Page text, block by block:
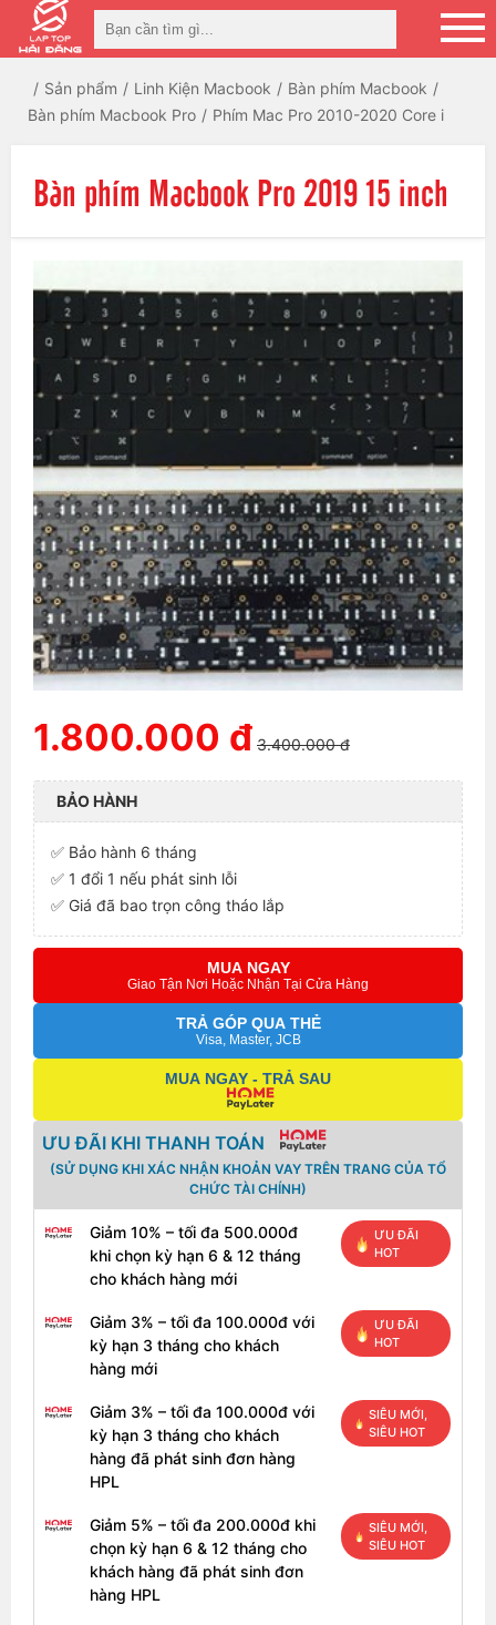
Sản phẩm Linh Kiện Macbook
Bàn phím Macbook
Bàn phím Macbook Pro
Phím Mac Pro 2010-2020 Core i
Bàn phím Macbook Pro 2019 15 inch
1.800.000 đ 3.400.000 đ
BẢO HÀNH
✅ Bảo hành 6 tháng
✅ 1 đổi 1 nếu phát sinh lỗi
✅ Giá đã bao trọn công tháo lắp
MUA NGAY
Giao Tận Nơi Hoặc Nhận Tại Cửa Hàng
TRẢ GÓP QUA THẺ
Visa, Master, JCB
MUA NGAY - TRẢ SAU
ƯU ĐÃI KHI THANH TOÁN
(SỬ DỤNG KHI XÁC NHẬN KHOẢN VAY TRÊN TRANG CỦA TỔ
CHỨC TÀI CHÍNH)
Giảm 10% – tối đa 500.000đ
khi chọn kỳ hạn 6 & 12 tháng
cho khách hàng mới
ƯU ĐÃI
HOT
Giảm 3% – tối đa 100.000đ với
kỳ hạn 3 tháng cho khách
hàng mới
ƯU ĐÃI
HOT
Giảm 3% – tối đa 100.000đ với
kỳ hạn 3 tháng cho khách
hàng đã phát sinh đơn hàng
HPL
SIÊU MỚI,
SIÊU HOT
Giảm 5% – tối đa 200.000đ khi
chọn kỳ hạn 6 & 12 tháng cho
khách hàng đã phát sinh đơn
hàng HPL
SIÊU MỚI,
SIÊU HOT